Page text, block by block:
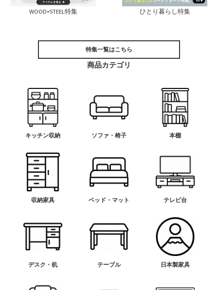
WOOD×STEEL特集 ひとり暮らし特集
特集一覧はこちら
商品カテゴリ
キッチン収納 ソファ・椅子 本棚
収納家具 ベッド・マット テレビ台
デスク・机 テーブル 日本製家具